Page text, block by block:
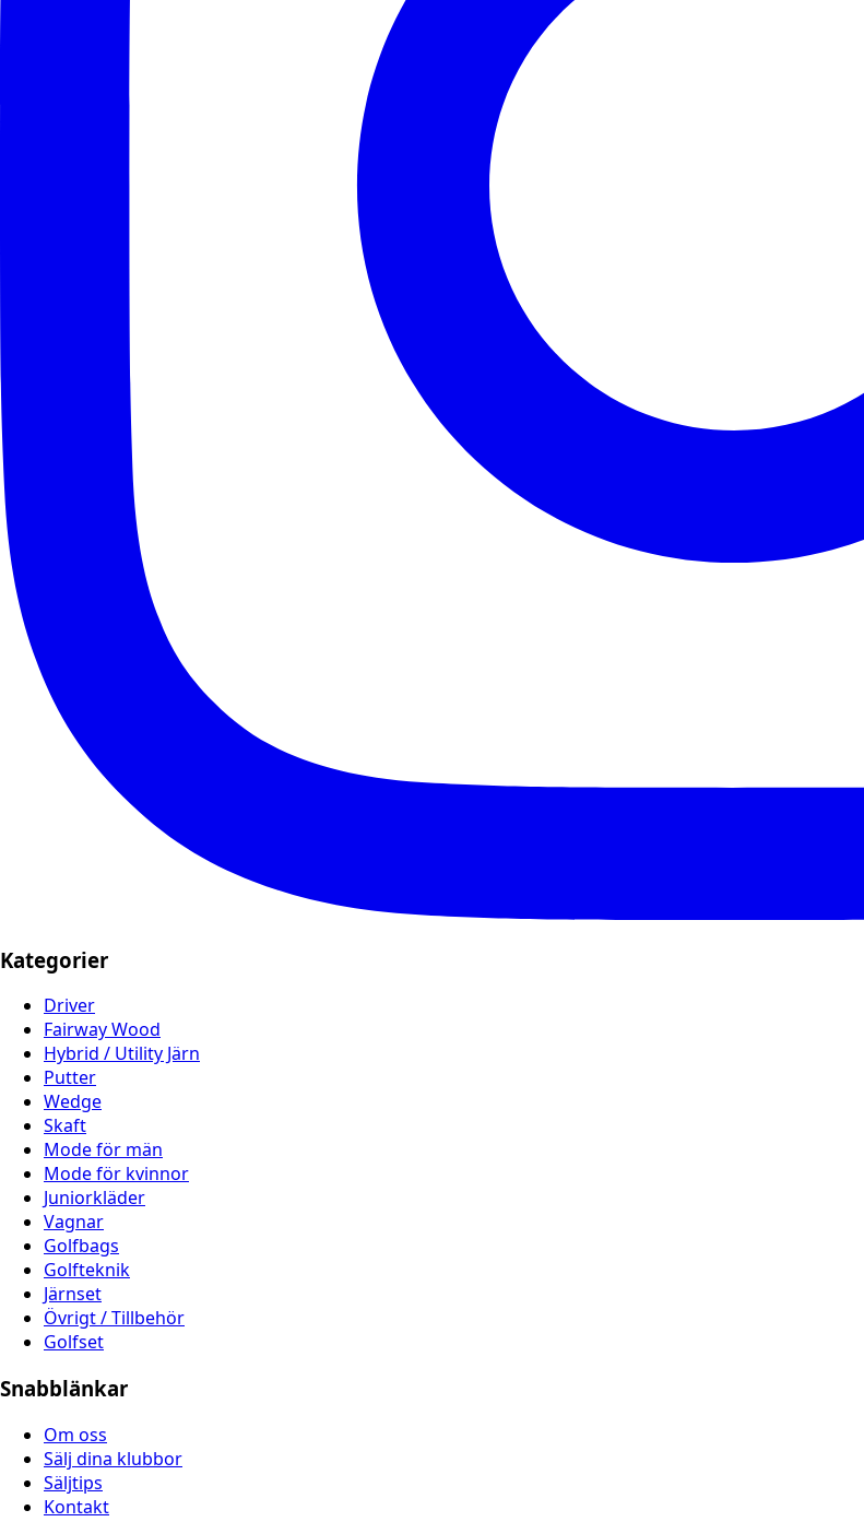
Kategorier
Driver
Fairway Wood
Hybrid / Utility Järn
Putter
Wedge
Skaft
Mode för män
Mode för kvinnor
Juniorkläder
Vagnar
Golfbags
Golfteknik
Järnset
Övrigt / Tillbehör
Golfset
Snabblänkar
Om oss
Sälj dina klubbor
Säljtips
Kontakt